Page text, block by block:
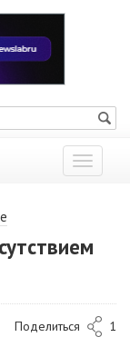
Показать
меню
Поделиться 1